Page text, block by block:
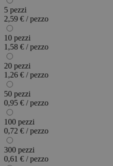
5 pezzi
2,59 € / pezzo
10 pezzi
1,58 € / pezzo
20 pezzi
1,26 € / pezzo
50 pezzi
0,95 € / pezzo
100 pezzi
0,72 € / pezzo
300 pezzi
0,61 € / pezzo